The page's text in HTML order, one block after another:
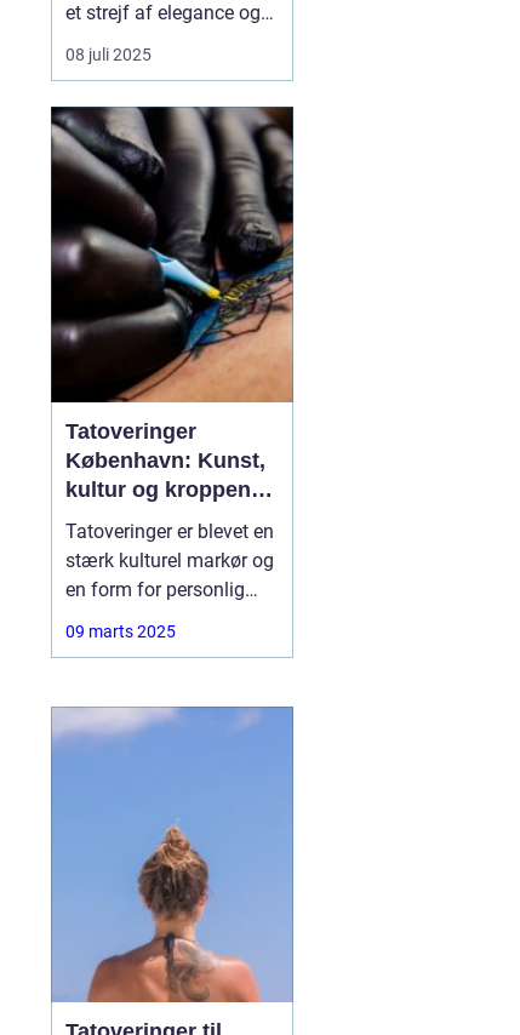
et strejf af elegance og
individualitet til ethvert
stykke klæde. Denne
vej ind i både hverdags-
og erhvervslivet gennem
sin evne til a...
08 juli 2025
Tatoveringer
København: Kunst,
kultur og kroppens
lærred
Tatoveringer er blevet en
stærk kulturel markør og
en form for personlig
Danmark, København,
finder man et
09 marts 2025